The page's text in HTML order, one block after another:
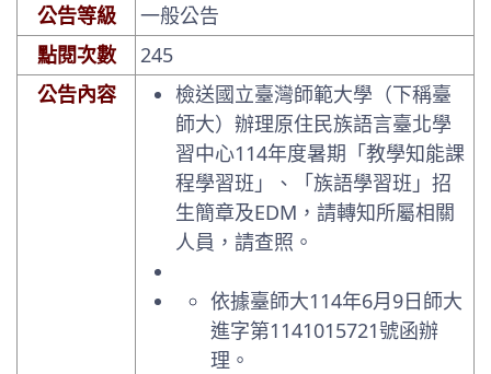
公告等級
一般公告
點閱次數
245
公告內容
檢送國立臺灣師範大學（下稱臺
師大）辦理原住民族語言臺北學
習中心114年度暑期「教學知能課
程學習班」、「族語學習班」招
生簡章及EDM，請轉知所屬相關
人員，請查照。
依據臺師大114年6月9日師大
進字第1141015721號函辦
理。